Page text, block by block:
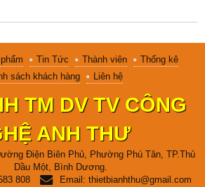
Tin Tức Thành viên
Thống kê
sách khách hàng
Liên hệ
TM DV TV CÔNG
ANH THƯ
Điện Biên Phủ, Phường Phú Tân, TP.Thủ
Dầu Một, Bình Dương.
808 Email: thietbianhthu@gmail.com